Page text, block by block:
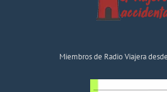
Miembros de Radio Viajera